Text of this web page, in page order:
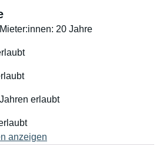
unter dem Bett, die bei
Bett für Kleidung etc.
Betrieb des Kühlers und zum
20 Jahre
erlaubt
anzeigen